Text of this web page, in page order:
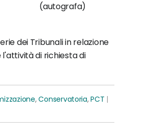
dei Tribunali in relazione
di richiesta di
,Conservatoria,PCT |